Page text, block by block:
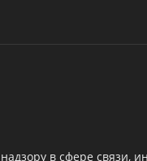
в сфере связи,